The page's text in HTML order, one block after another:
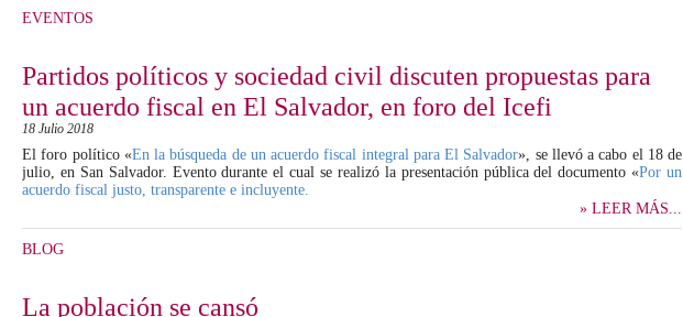
EVENTOS
Partidos políticos y sociedad civil discuten propuestas para
un acuerdo fiscal en El Salvador, en foro del Icefi
18 Julio 2018
El foro político «En la búsqueda de un acuerdo fiscal integral para El Salvador», se llevó a cabo el 18 de
julio, en San Salvador. Evento durante el cual se realizó la presentación pública del documento «Por un
acuerdo fiscal justo, transparente e incluyente.
» LEER MÁS...
BLOG
La población se cansó